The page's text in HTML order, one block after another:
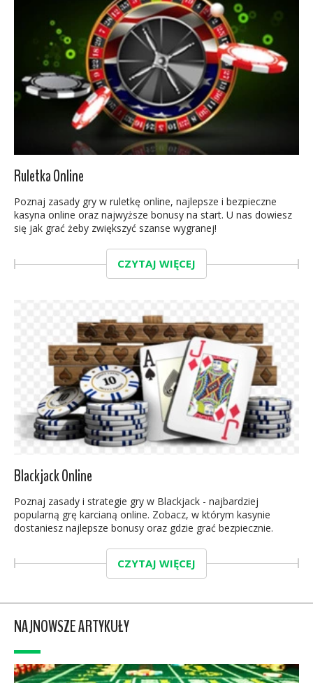
Ruletka Online
Poznaj zasady gry w ruletkę online, najlepsze i bezpieczne
kasyna online oraz najwyższe bonusy na start. U nas dowiesz
się jak grać żeby zwiększyć szanse wygranej!
CZYTAJ WIĘCEJ
Blackjack Online
Poznaj zasady i strategie gry w Blackjack - najbardziej
popularną grę karcianą online. Zobacz, w którym kasynie
dostaniesz najlepsze bonusy oraz gdzie grać bezpiecznie.
CZYTAJ WIĘCEJ
NAJNOWSZE ARTYKUŁY